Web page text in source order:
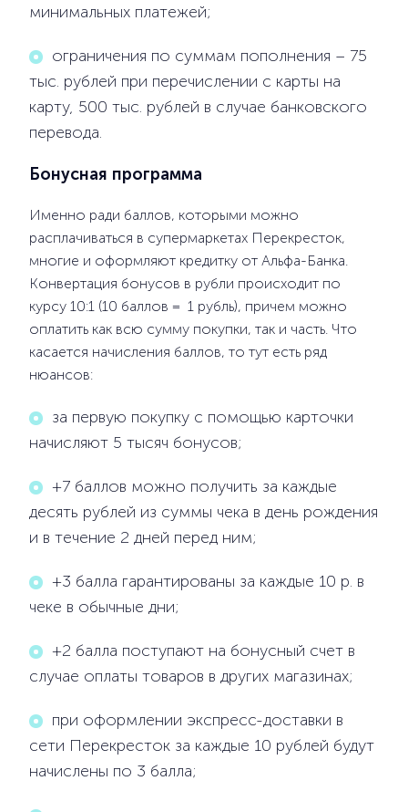
минимальных платежей;
ограничения по суммам пополнения – 75
тыс. рублей при перечислении с карты на
карту, 500 тыс. рублей в случае банковского
перевода.
Бонусная программа
Именно ради баллов, которыми можно
расплачиваться в супермаркетах Перекресток,
многие и оформляют кредитку от Альфа-Банка.
Конвертация бонусов в рубли происходит по
курсу 10:1 (10 баллов = 1 рубль), причем можно
оплатить как всю сумму покупки, так и часть. Что
касается начисления баллов, то тут есть ряд
нюансов:
за первую покупку с помощью карточки
начисляют 5 тысяч бонусов;
+7 баллов можно получить за каждые
десять рублей из суммы чека в день рождения
и в течение 2 дней перед ним;
+3 балла гарантированы за каждые 10 р. в
чеке в обычные дни;
+2 балла поступают на бонусный счет в
случае оплаты товаров в других магазинах;
при оформлении экспресс-доставки в
сети Перекресток за каждые 10 рублей будут
начислены по 3 балла;